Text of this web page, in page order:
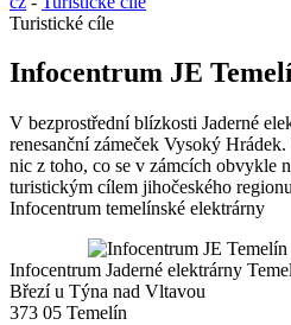
Turistické cíle
Infocentrum JE
V bezprostřední blízkosti Jaderné
renesanční zámeček Vysoký
nic z toho, co se v zámcích obvykle
turistickým cílem jihočeského
Infocentrum temelínské elektrárny
Infocentrum Jaderné elektrárny
Březí u Týna nad Vltavou
373 05 Temelín